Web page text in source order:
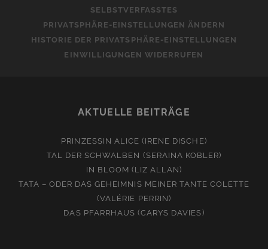
SELBSTVERFASSTES
PRIVATSPHÄRE-EINSTELLUNGEN ÄNDERN
HISTORIE DER PRIVATSPHÄRE-EINSTELLUNGEN
EINWILLIGUNGEN WIDERRUFEN
AKTUELLE BEITRÄGE
PRINZESSIN ALICE (IRENE DISCHE)
TAL DER SCHWALBEN (SERAINA KOBLER)
IN BLOOM (LIZ ALLAN)
TATA – ODER DAS GEHEIMNIS MEINER TANTE COLETTE
(VALÉRIE PERRIN)
DAS PFARRHAUS (CARYS DAVIES)